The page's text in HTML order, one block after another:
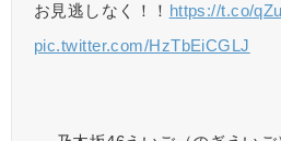
お見逃しなく！！ https://t.co/
pic.twitter.com/HzTbEiCGLJ